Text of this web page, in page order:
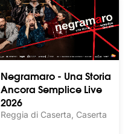
Negramaro - Una Storia
Ancora Semplice Live
2026
Reggia di Caserta, Caserta